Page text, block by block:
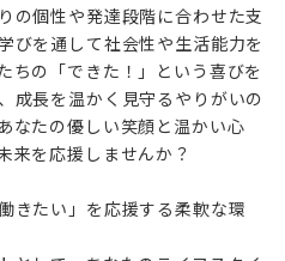
の個性や発達段階に合わせた支
びを通して社会性や生活能力を
ちの「できた！」という喜びを
成長を温かく見守るやりがいの
なたの優しい笑顔と温かい心
来を応援しませんか？
きたい」を応援する柔軟な環